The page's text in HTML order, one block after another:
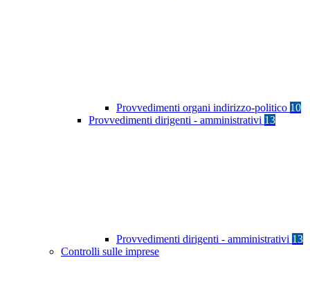
Provvedimenti organi indirizzo-politico 10
Provvedimenti dirigenti - amministrativi 13
Provvedimenti dirigenti - amministrativi 13
Controlli sulle imprese